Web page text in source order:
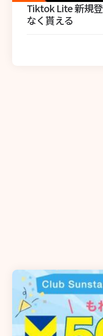
Tiktok Lite 新規
なく貰える